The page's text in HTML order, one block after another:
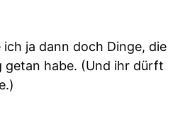
ich ja dann doch Dinge, die
getan habe. (Und ihr dürft